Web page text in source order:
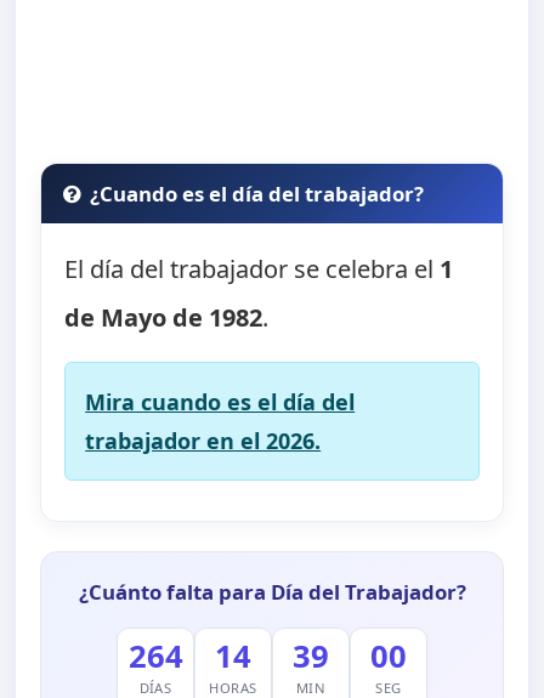
¿Cuando es el día del trabajador?
El día del trabajador se celebra el 1
de Mayo de 1982.
Mira cuando es el día del
trabajador en el 2026.
¿Cuánto falta para Día del Trabajador?
264
DÍAS
14
HORAS
39
MIN
00
SEG